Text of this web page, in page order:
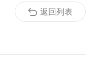
返回列表